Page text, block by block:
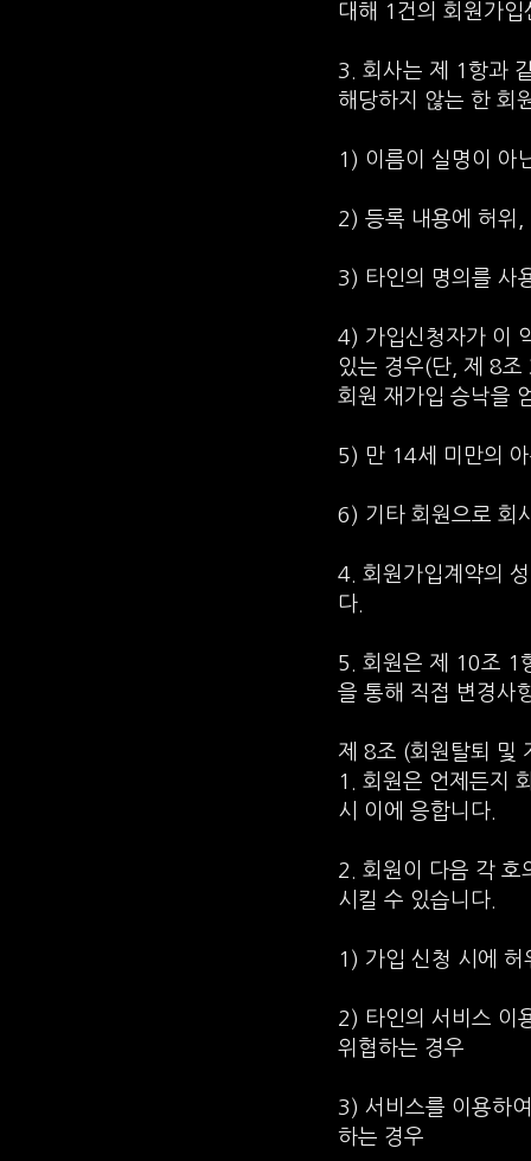
대해 1건의 회원가
3. 회사는 제 1항과
해당하지 않는 한 회
1) 이름이 실명이 아
2) 등록 내용에 허위,
3) 타인의 명의를 사
4) 가입신청자가 이
있는 경우(단, 제 8조
회원 재가입 승낙을
5) 만 14세 미만의
6) 기타 회원으로 회
4. 회원가입계약의
다.
5. 회원은 제 10조 1
을 통해 직접 변경사
제 8조 (회원탈퇴 및
1. 회원은 언제든지
시 이에 응합니다.
2. 회원이 다음 각 호
시킬 수 있습니다.
1) 가입 신청 시에
2) 타인의 서비스 이
위협하는 경우
3) 서비스를 이용하
하는 경우